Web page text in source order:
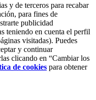
y de terceros para recabar
para fines de
publicidad
teniendo en cuenta el perfil
visitadas). Puedes
y continuar
clicando en “Cambiar los
de cookies para obtener